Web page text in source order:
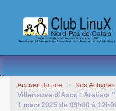
L’Association
Nos Activités
Accueil du site > Nos Activités
Villeneuve d’Ascq : Ateliers
1 mars 2025 de 09h00 à